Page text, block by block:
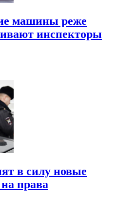
машины реже
инспекторы
в силу новые
права